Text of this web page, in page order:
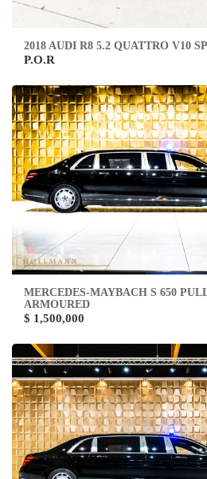
2018 AUDI R8 5.2 QUATTRO V10
P.O.R
MERCEDES-MAYBACH S 650
ARMOURED
$ 1,500,000